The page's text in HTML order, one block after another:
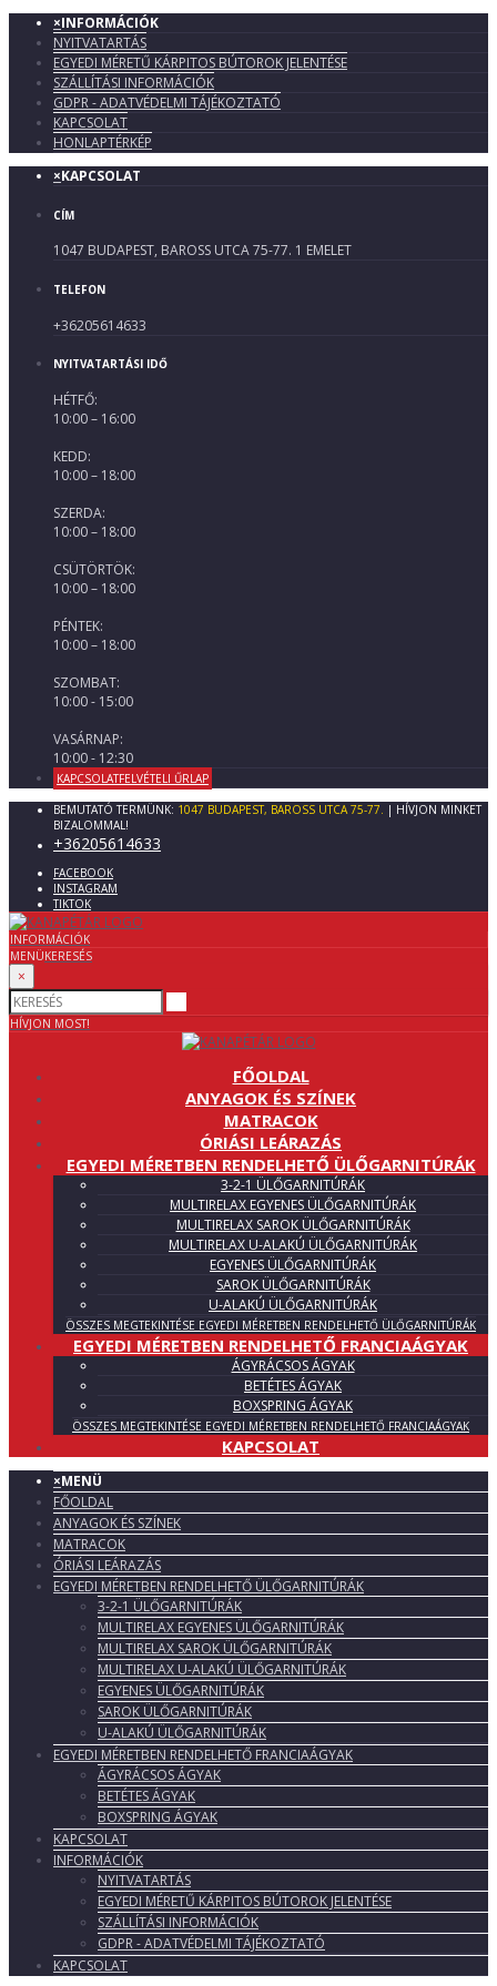
×INFORMÁCIÓK
NYITVATARTÁS
EGYEDI MÉRETŰ KÁRPITOS BÚTOROK JELENTÉSE
SZÁLLÍTÁSI INFORMÁCIÓK
GDPR - ADATVÉDELMI TÁJÉKOZTATÓ
KAPCSOLAT
HONLAPTÉRKÉP
×KAPCSOLAT
CÍM
1047 BUDAPEST, BAROSS UTCA 75-77. 1 EMELET
TELEFON
+36205614633
NYITVATARTÁSI IDŐ
HÉTFŐ:
10:00 – 16:00
KEDD:
10:00 – 18:00
SZERDA:
10:00 – 18:00
CSÜTÖRTÖK:
10:00 – 18:00
PÉNTEK:
10:00 – 18:00
SZOMBAT:
10:00 - 15:00
VASÁRNAP:
10:00 - 12:30
KAPCSOLATFELVÉTELI ŰRLAP
BEMUTATÓ TERMÜNK: 1047 BUDAPEST, BAROSS UTCA 75-77.
| HÍVJON MINKET
BIZALOMMAL!
+36205614633
FACEBOOK
INSTAGRAM
TIKTOK
INFORMÁCIÓK
MENÜKERESÉS
×
HÍVJON MOST!
FŐOLDAL
ANYAGOK ÉS SZÍNEK
MATRACOK
ÓRIÁSI LEÁRAZÁS
EGYEDI MÉRETBEN RENDELHETŐ ÜLŐGARNITÚRÁK
3-2-1 ÜLŐGARNITÚRÁK
MULTIRELAX EGYENES ÜLŐGARNITÚRÁK
MULTIRELAX SAROK ÜLŐGARNITÚRÁK
MULTIRELAX U-ALAKÚ ÜLŐGARNITÚRÁK
EGYENES ÜLŐGARNITÚRÁK
SAROK ÜLŐGARNITÚRÁK
U-ALAKÚ ÜLŐGARNITÚRÁK
ÖSSZES MEGTEKINTÉSE EGYEDI MÉRETBEN RENDELHETŐ ÜLŐGARNITÚRÁK
EGYEDI MÉRETBEN RENDELHETŐ FRANCIAÁGYAK
ÁGYRÁCSOS ÁGYAK
BETÉTES ÁGYAK
BOXSPRING ÁGYAK
ÖSSZES MEGTEKINTÉSE EGYEDI MÉRETBEN RENDELHETŐ FRANCIAÁGYAK
KAPCSOLAT
×MENÜ
FŐOLDAL
ANYAGOK ÉS SZÍNEK
MATRACOK
ÓRIÁSI LEÁRAZÁS
EGYEDI MÉRETBEN RENDELHETŐ ÜLŐGARNITÚRÁK
3-2-1 ÜLŐGARNITÚRÁK
MULTIRELAX EGYENES ÜLŐGARNITÚRÁK
MULTIRELAX SAROK ÜLŐGARNITÚRÁK
MULTIRELAX U-ALAKÚ ÜLŐGARNITÚRÁK
EGYENES ÜLŐGARNITÚRÁK
SAROK ÜLŐGARNITÚRÁK
U-ALAKÚ ÜLŐGARNITÚRÁK
EGYEDI MÉRETBEN RENDELHETŐ FRANCIAÁGYAK
ÁGYRÁCSOS ÁGYAK
BETÉTES ÁGYAK
BOXSPRING ÁGYAK
KAPCSOLAT
INFORMÁCIÓK
NYITVATARTÁS
EGYEDI MÉRETŰ KÁRPITOS BÚTOROK JELENTÉSE
SZÁLLÍTÁSI INFORMÁCIÓK
GDPR - ADATVÉDELMI TÁJÉKOZTATÓ
KAPCSOLAT